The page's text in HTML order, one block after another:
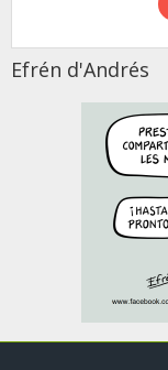
Efrén d'Andrés